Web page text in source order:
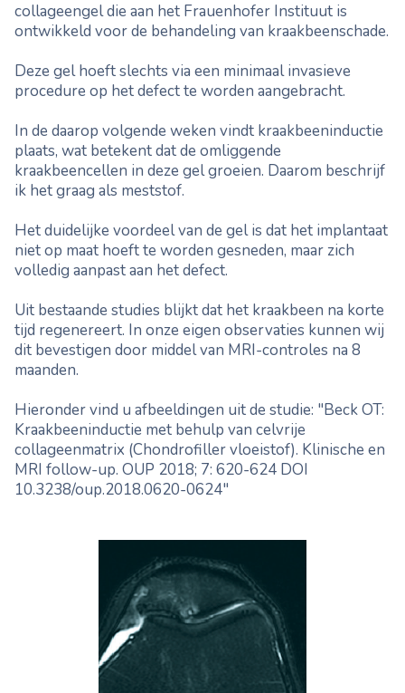
collageengel die aan het Frauenhofer Instituut is
ontwikkeld voor de behandeling van kraakbeenschade.
Deze gel hoeft slechts via een minimaal invasieve
procedure op het defect te worden aangebracht.
In de daarop volgende weken vindt kraakbeeninductie
plaats, wat betekent dat de omliggende
kraakbeencellen in deze gel groeien. Daarom beschrijf
ik het graag als meststof.
Het duidelijke voordeel van de gel is dat het implantaat
niet op maat hoeft te worden gesneden, maar zich
volledig aanpast aan het defect.
Uit bestaande studies blijkt dat het kraakbeen na korte
tijd regenereert. In onze eigen observaties kunnen wij
dit bevestigen door middel van MRI-controles na 8
maanden.
Hieronder vind u afbeeldingen uit de studie: "Beck OT:
Kraakbeeninductie met behulp van celvrije
collageenmatrix (Chondrofiller vloeistof). Klinische en
MRI follow-up. OUP 2018; 7: 620-624 DOI
10.3238/oup.2018.0620-0624"